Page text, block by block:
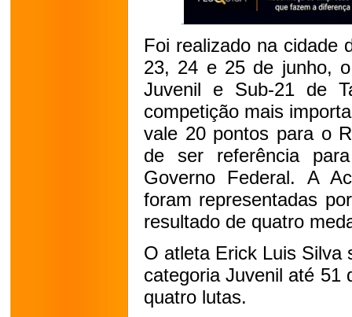
Foi realizado na cidade
23, 24 e 25 de junho,
Juvenil e Sub-21 de
competição mais
vale 20 pontos para o
de ser referência
Governo Federal. A
foram representadas
resultado de quatro
O atleta Erick Luis Silva
categoria Juvenil até 51
quatro lutas.